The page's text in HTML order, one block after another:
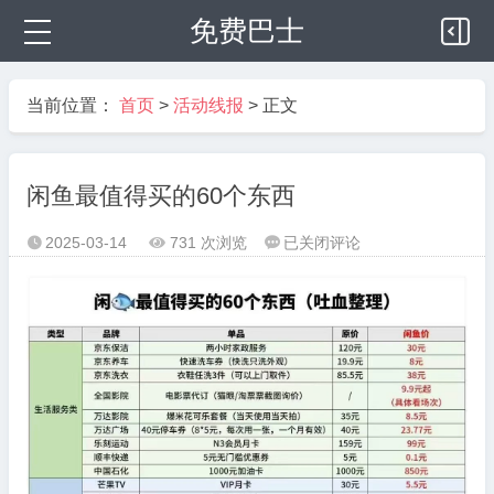
免费巴士
当前位置： 首页 > 活动线报 > 正文
闲鱼最值得买的60个东西
 2025-03-14  731 次浏览  闲
最
得
买
的
60
个
东
已关闭评论